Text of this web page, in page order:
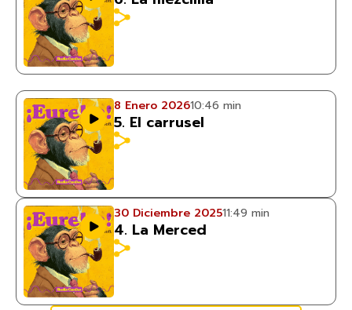
8 Enero 202610:46 min
5. El carrusel
30 Diciembre 202511:49 min
4. La Merced